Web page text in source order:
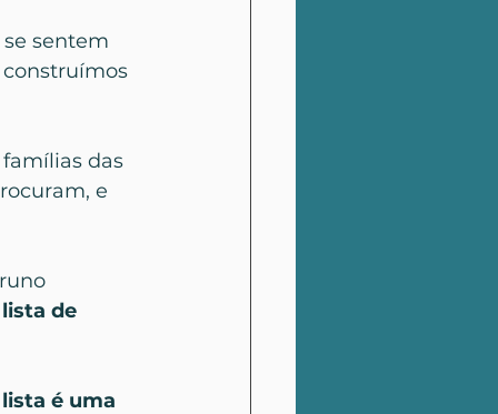
sentem
das
e
lista de
é uma